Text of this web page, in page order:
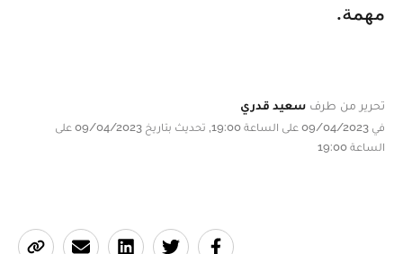
مهمة.
تحرير من طرف سعيد قدري
في 09/04/2023 على الساعة 19:00, تحديث بتاريخ 09/04/2023 على
الساعة 19:00